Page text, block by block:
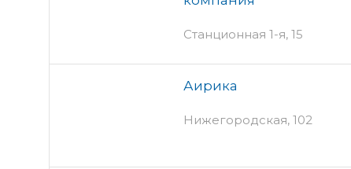
Станционная 1-я, 15
Аирика
Нижегородская, 102